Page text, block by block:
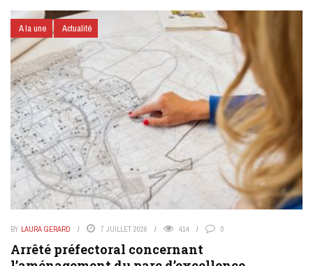
A la une Actualité
BY LAURA GERARD 7 JUILLET 2026 414 0
Arrêté préfectoral concernant